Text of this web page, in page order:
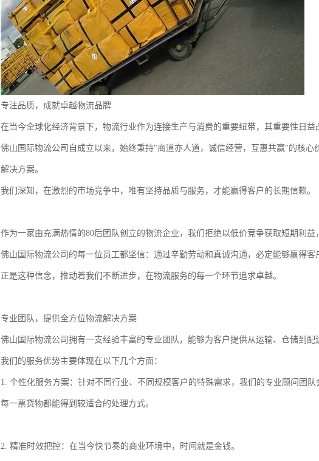
专注品质，成就卓越物流品牌
在当今全球化经济背景下，物流行业作为连接生产与消费的重要纽带，其重要性日益
佛山国际物流公司自成立以来，始终秉持"商道亦人道，诚信经营，互惠共赢"的核
解决方案。
我们深知，在激烈的市场竞争中，唯有坚持品质与服务，才能赢得客户的长期信赖。
作为一家由充满热情的80后团队创立的物流企业，我们拒绝以低价竞争获取短期利
佛山国际物流公司的每一位员工都坚信：通过辛勤劳动和真诚沟通，必定能够赢得客
正是这种信念，推动着我们不断进步，在物流服务的每一个环节追求卓越。
专业团队，提供全方位物流解决方案
佛山国际物流公司拥有一支经验丰富的专业团队，能够为客户提供从运输、仓储到配
我们的服务优势主要体现在以下几个方面：
1. 个性化服务方案：针对不同行业、不同规模客户的特殊需求，我们的专业顾问团
每一票货物都能得到较适合的处理方式。
2. 精准时效把控：在当今快节奏的商业环境中，时间就是金钱。